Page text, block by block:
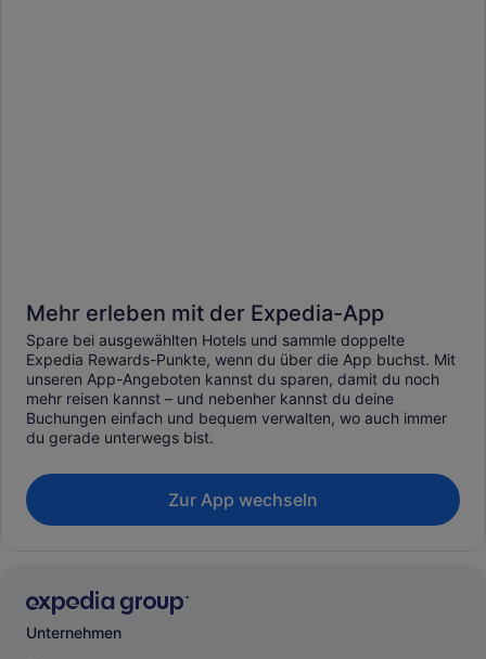
Mehr erleben mit der Expedia-App
Spare bei ausgewählten Hotels und sammle doppelte
Expedia Rewards-Punkte, wenn du über die App buchst. Mit
unseren App-Angeboten kannst du sparen, damit du noch
mehr reisen kannst – und nebenher kannst du deine
Buchungen einfach und bequem verwalten, wo auch immer
du gerade unterwegs bist.
Zur App wechseln
Unternehmen